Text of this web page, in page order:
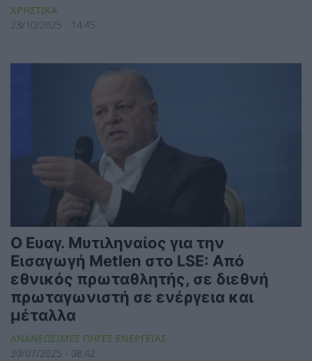
ΧΡΗΣΤΙΚΑ
23/10/2025 - 14:45
Ο Ευαγ. Μυτιληναίος για την
Εισαγωγή Metlen στο LSE: Από
εθνικός πρωταθλητής, σε διεθνή
πρωταγωνιστή σε ενέργεια και
μέταλλα
ΑΝΑΝΕΩΣΙΜΕΣ ΠΗΓΕΣ ΕΝΕΡΓΕΙΑΣ
30/07/2025 - 08:42